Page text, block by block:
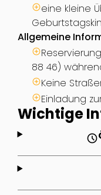
eine kleine
Allgemeine
88 46)
Keine
Einladung
Wichtige
schedule